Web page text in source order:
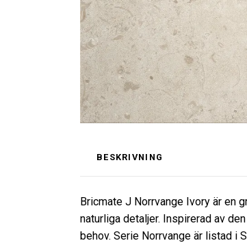
BESKRIVNING
Bricmate J Norrvange Ivory är en
naturliga detaljer. Inspirerad av
behov. Serie Norrvange är listad i